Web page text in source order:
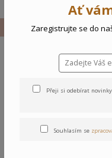
Vše Dětská
Dětská
Holčička
Ať
Zaregistrujte se do
Přeji si odebírat
Souhlasím se